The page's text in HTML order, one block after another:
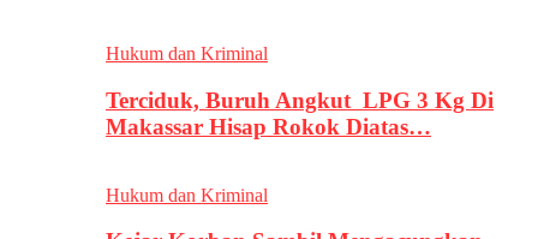
Hukum dan Kriminal
Terciduk, Buruh Angkut LPG 3 Kg Di
Makassar Hisap Rokok Diatas…
Hukum dan Kriminal